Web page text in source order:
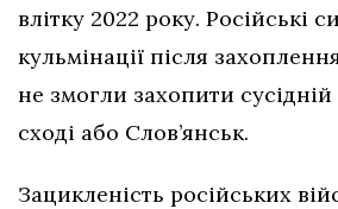
влітку 2022 року. Російські
кульмінації після
не змогли захопити
сході або Слов’янськ.
Зацикленість російських